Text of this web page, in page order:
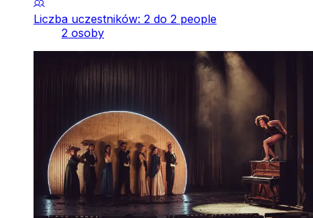
Liczba uczestników: 2 do 2 people
2 osoby